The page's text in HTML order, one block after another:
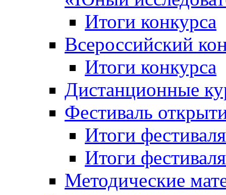
Итоги конкурса
Всероссийский
Итоги конкурса
Дистанционные
Фестиваль
Итоги
Итоги
Методические